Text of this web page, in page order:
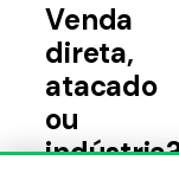
Venda
direta,
atacado
ou